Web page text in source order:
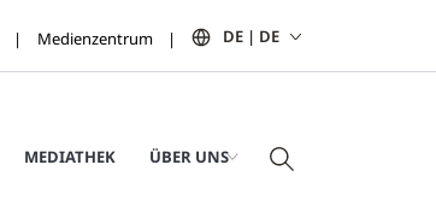
Medienzentrum DE | DE
MEDIATHEK ÜBER UNS